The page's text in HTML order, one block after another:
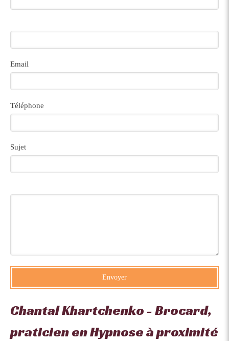
Email
Téléphone
Sujet
Envoyer
Chantal Khartchenko - Brocard,
praticien en Hypnose à proximité